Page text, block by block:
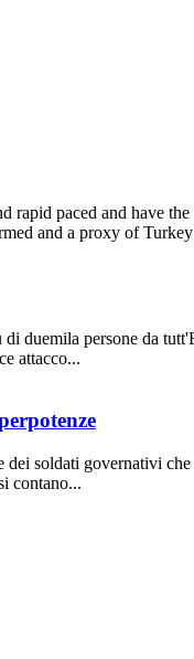
paced and have
and a proxy of
persone da
attacco...
soldati governativi
contano...